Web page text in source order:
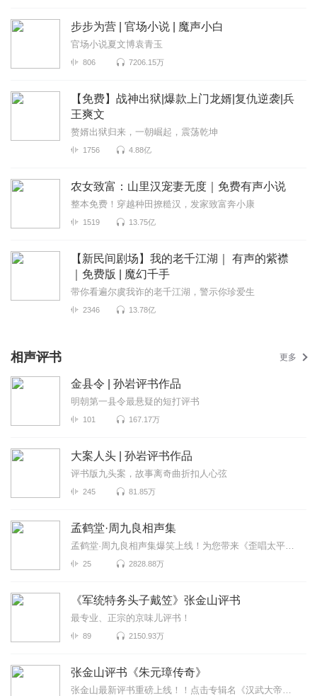
步步为营 | 官场小说 | 魔声小白
官场小说夏文博袁青玉
806 7206.15万
【免费】战神出狱|爆款上门龙婿|复仇逆袭|兵
王爽文
赘婿出狱归来，一朝崛起，震荡乾坤
1756 4.88亿
农女致富：山里汉宠妻无度｜免费有声小说
整本免费！穿越种田撩糙汉，发家致富奔小康
1519 13.75亿
【新民间剧场】我的老千江湖｜ 有声的紫襟
｜免费版 | 魔幻千手
带你看遍尔虞我诈的老千江湖，警示你珍爱生
2346 13.78亿
相声评书 更多
金县令 | 孙岩评书作品
明朝第一县令最悬疑的短打评书
101 167.17万
大案人头 | 孙岩评书作品
评书版九头案，故事离奇曲折扣人心弦
245 81.85万
孟鹤堂·周九良相声集
孟鹤堂·周九良相声集爆笑上线！为您带来《歪唱太平歌词》《铃铛谱》《大保镖》等高能相声！各种爆笑包...
25 2828.88万
《军统特务头子戴笠》张金山评书
最专业、正宗的京味儿评书！
89 2150.93万
张金山评书《朱元璋传奇》
张金山最新评书重磅上线！！点击专辑名《汉武大帝刘彻传》即可收听真正统一天下的不是秦始皇竟是汉武帝...